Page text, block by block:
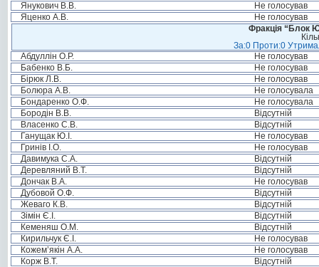
Янукович В.В.
Не голосував
Яценко А.В.
Не голосував
Фракція “Блок
За:0 Проти:0
Абдуллін О.Р.
Не голосував
Бабенко В.Б.
Не голосував
Бірюк Л.В.
Не голосував
Болюра А.В.
Не голосувала
Бондаренко О.Ф.
Не голосувала
Бородін В.В.
Відсутній
Власенко С.В.
Відсутній
Ганущак Ю.І.
Не голосував
Гринів І.О.
Не голосував
Давимука С.А.
Відсутній
Деревляний В.Т.
Відсутній
Дончак В.А.
Не голосував
Дубовой О.Ф.
Відсутній
Жеваго К.В.
Відсутній
Зімін Є.І.
Відсутній
Кеменяш О.М.
Відсутній
Кирильчук Є.І.
Не голосував
Кожем’якін А.А.
Не голосував
Корж В.Т.
Відсутній